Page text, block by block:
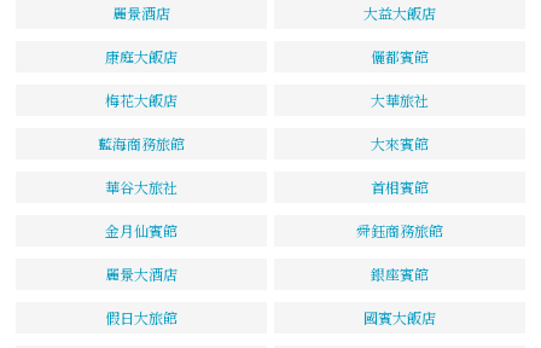
麗景酒店 大益大飯店
康庭大飯店 儷都賓館
梅花大飯店 大華旅社
藍海商務旅館 大來賓館
華谷大旅社 首相賓館
金月仙賓館 舜鈺商務旅館
麗景大酒店 銀座賓館
假日大旅館 國賓大飯店